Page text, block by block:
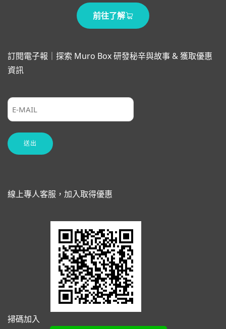
前往了解
訂閱電子報｜探索 Muro Box 研發秘辛與故事 & 獲取優惠
資訊
線上專人客服，加入取得優惠
掃碼加入